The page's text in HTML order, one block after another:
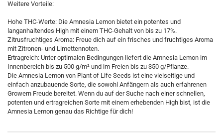
Weitere Vorteile:
Hohe THC-Werte: Die Amnesia Lemon bietet ein potentes und
langanhaltendes High mit einem THC-Gehalt von bis zu 17%.
Zitrusfruchtiges Aroma: Freue dich auf ein frisches und fruchtiges Aroma
mit Zitronen- und Limettennoten.
Ertragreich: Unter optimalen Bedingungen liefert die Amnesia Lemon im
Innenbereich bis zu 500 g/m² und im Freien bis zu 350 g/Pflanze.
Die Amnesia Lemon von Plant of Life Seeds ist eine vielseitige und
einfach anzubauende Sorte, die sowohl Anfängern als auch erfahrenen
Growern Freude bereitet. Wenn du auf der Suche nach einer schnellen,
potenten und ertragreichen Sorte mit einem erhebenden High bist, ist die
Amnesia Lemon genau das Richtige für dich!